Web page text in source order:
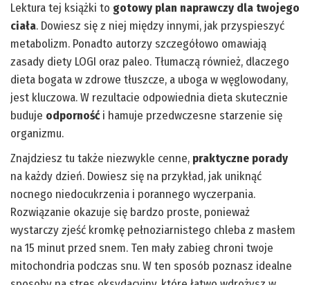
Lektura tej książki to gotowy plan naprawczy dla twojego
ciała. Dowiesz się z niej między innymi, jak przyspieszyć
metabolizm. Ponadto autorzy szczegółowo omawiają
zasady diety LOGI oraz paleo. Tłumaczą również, dlaczego
dieta bogata w zdrowe tłuszcze, a uboga w węglowodany,
jest kluczowa. W rezultacie odpowiednia dieta skutecznie
buduje odpornośći hamuje przedwczesne starzenie się
organizmu.
Znajdziesz tu także niezwykle cenne, praktyczne porady
na każdy dzień. Dowiesz się na przykład, jak uniknąć
nocnego niedocukrzenia i porannego wyczerpania.
Rozwiązanie okazuje się bardzo proste, ponieważ
wystarczy zjeść kromkę pełnoziarnistego chleba z masłem
na 15 minut przed snem. Ten mały zabieg chroni twoje
mitochondria podczas snu. W ten sposób poznasz idealne